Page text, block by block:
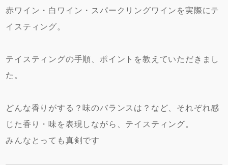
赤ワイン・白ワイン・スパークリングワインを実際にテ
イスティング。
テイスティングの手順、ポイントを教えていただきまし
た。
どんな香りがする？味のバランスは？など、それぞれ感
じた香り・味を表現しながら、テイスティング。
みんなとっても真剣です